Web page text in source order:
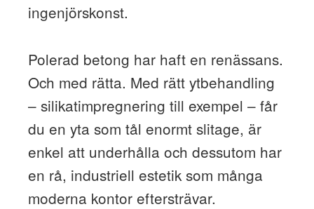
ingenjörskonst.
Polerad betong har haft en renässans.
Och med rätta. Med rätt ytbehandling
– silikatimpregnering till exempel – får
du en yta som tål enormt slitage, är
enkel att underhålla och dessutom har
en rå, industriell estetik som många
moderna kontor eftersträvar.